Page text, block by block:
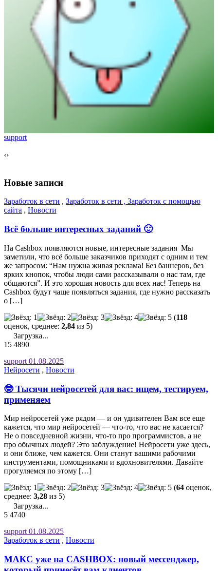
support
‹›
Новые записи
Заработок в сети , Заработок в сети , Заработок с помощью
сайта , Новости
Всё больше интересных заданий 🙂
На Cashbox появляются новые, интересные задания Мы
заметили, что всё больше заказчиков приходят с одним и тем
же запросом: “Нам нужна живая реклама! Без баннеров, без
ярких кнопок, чтобы люди сами рассказывали о нас там, где
общаются”. И это хорошая новость для всех нас! Теперь на
Cashbox будут чаще появляться задания, где нужно рассказать
о […]
(118
оценок, среднее: 2,84 из 5)
Загрузка...
15 4890
support 01.08.2025
Нейросети , Новости
🤓 Тысячи нейросетей для вас: ищем, тестируем,
применяем
Мир нейросетей уже рядом — и он удивителен Вам все еще
кажется, что мир нейросетей — что-то, что вас не касается?
Не о повседневной жизни, что-то про программистов, а не
про обычных людей? Это заблуждение! Нейросети уже здесь,
и они ближе, чем кажется. Они станут вашими рабочими
инструментами, помощниками и вдохновителями. Давайте
прогуляемся по этому […]
(64 оценок,
среднее: 3,28 из 5)
Загрузка...
5 4740
support 01.08.2025
Заработок в сети , Новости
МАКС уже на CASHBOX: новый мессенджер,